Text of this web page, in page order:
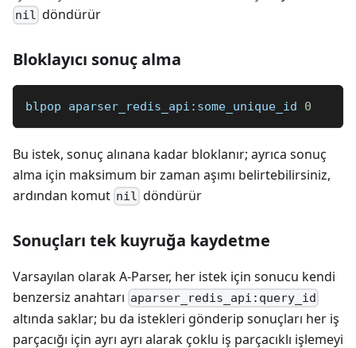
nil döndürür
Bloklayıcı sonuç alma
blpop aparser_redis_api:some_unique_id 0
Bu istek, sonuç alınana kadar bloklanır; ayrıca sonuç
alma için maksimum bir zaman aşımı belirtebilirsiniz,
ardından komut nil döndürür
Sonuçları tek kuyruğa kaydetme
Varsayılan olarak A-Parser, her istek için sonucu kendi
benzersiz anahtarı aparser_redis_api:query_id
altında saklar; bu da istekleri gönderip sonuçları her iş
parçacığı için ayrı ayrı alarak çoklu iş parçacıklı işlemeyi